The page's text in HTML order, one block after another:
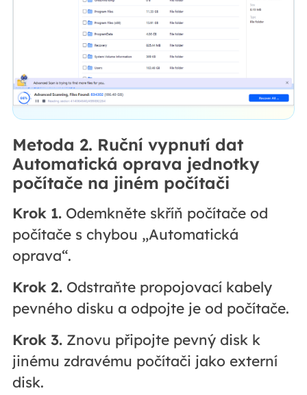
Metoda 2. Ruční vypnutí dat
Automatická oprava jednotky
počítače na jiném počítači
Krok 1.Odemkněte skříň počítače od
počítače s chybou „Automatická
oprava“.
Krok 2.Odstraňte propojovací kabely
pevného disku a odpojte je od počítače.
Krok 3.Znovu připojte pevný disk k
jinému zdravému počítači jako externí
disk.